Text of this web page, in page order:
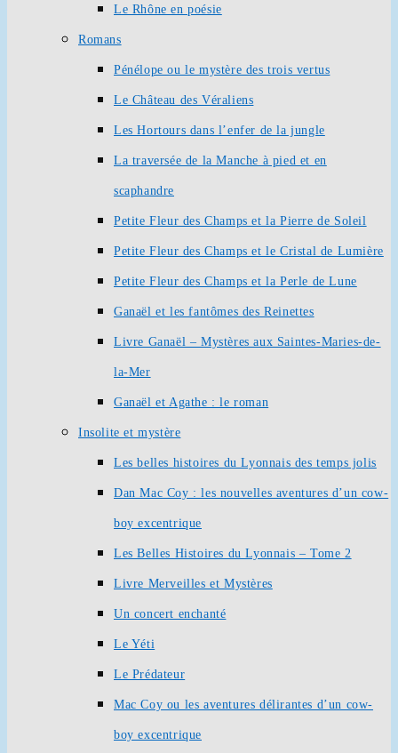
Le Rhône en poésie
Romans
Pénélope ou le mystère des trois vertus
Le Château des Véraliens
Les Hortours dans l’enfer de la jungle
La traversée de la Manche à pied et en
scaphandre
Petite Fleur des Champs et la Pierre de Soleil
Petite Fleur des Champs et le Cristal de Lumière
Petite Fleur des Champs et la Perle de Lune
Ganaël et les fantômes des Reinettes
Livre Ganaël – Mystères aux Saintes-Maries-de-
la-Mer
Ganaël et Agathe : le roman
Insolite et mystère
Les belles histoires du Lyonnais des temps jolis
Dan Mac Coy : les nouvelles aventures d’un cow-
boy excentrique
Les Belles Histoires du Lyonnais – Tome 2
Livre Merveilles et Mystères
Un concert enchanté
Le Yéti
Le Prédateur
Mac Coy ou les aventures délirantes d’un cow-
boy excentrique